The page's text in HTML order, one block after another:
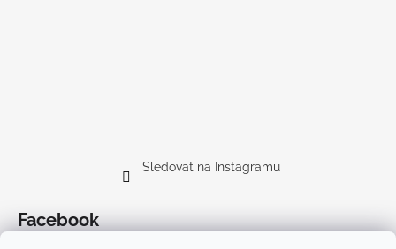
Sledovat na Instagramu
Facebook